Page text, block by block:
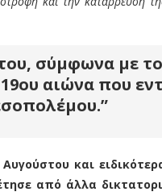
σύμφωνα με
ου αιώνα που
και
από άλλα